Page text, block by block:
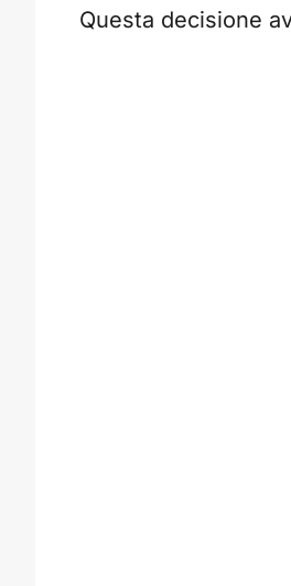
Questa decisione